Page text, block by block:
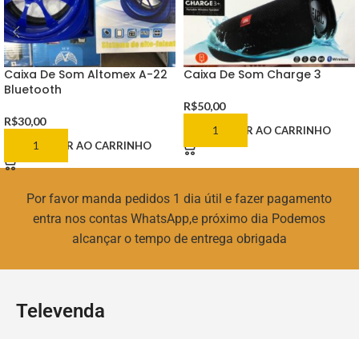
Caixa De Som Altomex A-22
Bluetooth
R$30,00
ADICIONAR AO CARRINHO
Caixa De Som Charge 3
R$50,00
ADICIONAR AO CARRINHO
Por favor manda pedidos 1 dia útil e fazer pagamento
entra nos contas WhatsApp,e próximo dia Podemos
alcançar o tempo de entrega obrigada
Televenda